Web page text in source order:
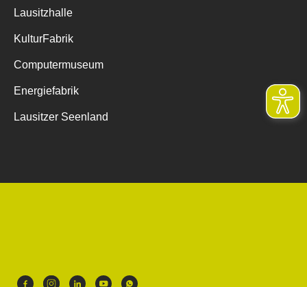
Lausitzhalle
KulturFabrik
Computermuseum
Energiefabrik
Lausitzer Seenland